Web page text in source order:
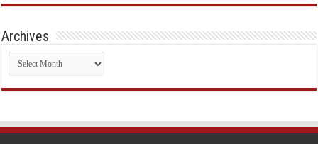
Archives
Archives